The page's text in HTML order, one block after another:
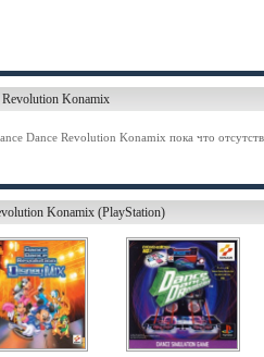
Revolution Konamix
Dance Revolution Konamix пока что
Konamix (PlayStation)